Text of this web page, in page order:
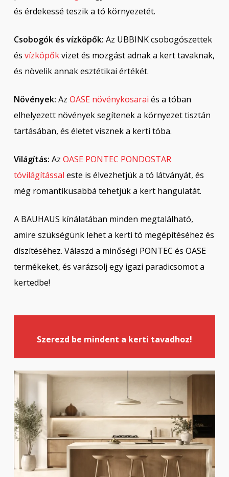
és érdekessé teszik a tó környezetét.
Csobogók és vízköpők: Az UBBINK csobogószettek
és vízköpőkvizet és mozgást adnak a kert tavaknak,
és növelik annak esztétikai értékét.
Növények: Az OASE növénykosarai és a tóban
elhelyezett növények segítenek a környezet tisztán
tartásában, és életet visznek a kerti tóba.
Világítás: Az OASE PONTEC PONDOSTAR
tóvilágítással este is élvezhetjük a tó látványát, és
még romantikusabbá tehetjük a kert hangulatát.
A BAUHAUS kínálatában minden megtalálható,
amire szükségünk lehet a kerti tó megépítéséhez és
díszítéséhez. Válaszd a minőségi PONTEC és OASE
termékeket, és varázsolj egy igazi paradicsomot a
kertedbe!
Szerezd be mindent a kerti tavadhoz!